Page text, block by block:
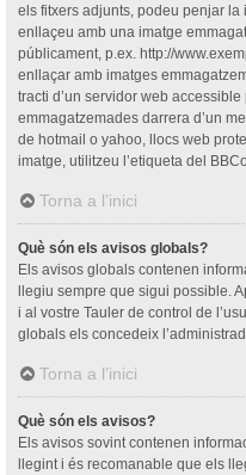
els fitxers adjunts, podeu penjar la
enllaçeu amb una imatge
públicament, p.ex. http://
enllaçar amb imatges
tracti d’un servidor web
emmagatzemades darrera d’un
de hotmail o yahoo, llocs web
imatge, utilitzeu l’etiqueta del
Torna a l’inici
Què són els avisos globals?
Els avisos globals contenen
llegiu sempre que sigui possible.
i al vostre Tauler de control de
globals els concedeix
Torna a l’inici
Què són els avisos?
Els avisos sovint contenen
llegint i és recomanable que els